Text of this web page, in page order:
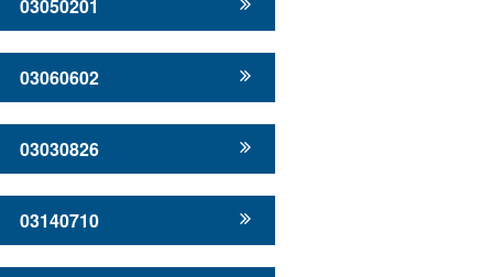
03050201
03060602
03030826
03140710